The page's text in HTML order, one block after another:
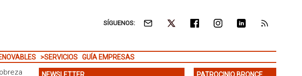
SÍGUENOS:
>SERVICIOS GUÍA EMPRESAS